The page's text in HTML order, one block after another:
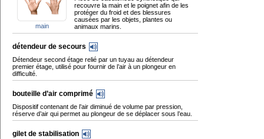
main
recouvre la main et le poignet afin de les
protéger du froid et des blessures
causées par les objets, plantes ou
animaux marins.
détendeur de secours
Détendeur second étage relié par un tuyau au détendeur
premier étage, utilisé pour fournir de l’air à un plongeur en
difficulté.
bouteille d’air comprimé
Dispositif contenant de l’air diminué de volume par pression,
réserve d’air qui permet au plongeur de se déplacer sous l’eau.
gilet de stabilisation